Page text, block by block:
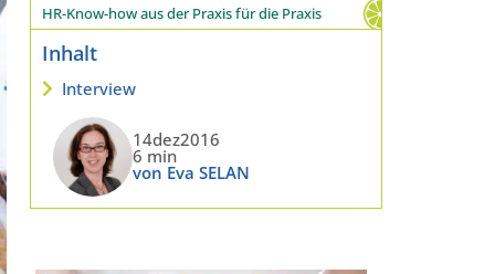
HR-Know-how aus der Praxis für die Praxis
Inhalt
Interview
14dez2016
6 min
von Eva SELAN